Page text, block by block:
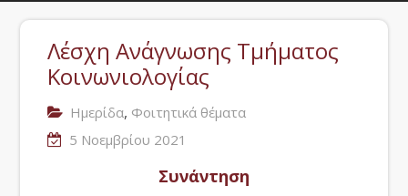
Λέσχη Ανάγνωσης Τμήματος
Κοινωνιολογίας
Ημερίδα, Φοιτητικά θέματα
5 Νοεμβρίου 2021
Συνάντηση